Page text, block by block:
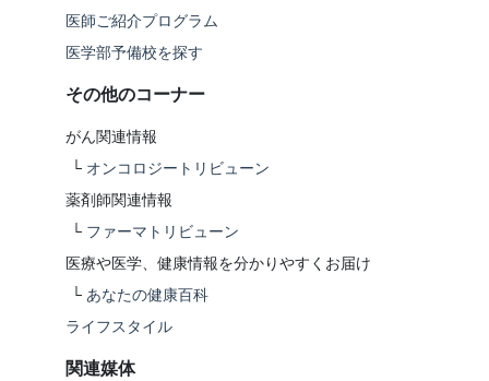
医師ご紹介プログラム
医学部予備校を探す
その他のコーナー
がん関連情報
└ オンコロジートリビューン
薬剤師関連情報
└ ファーマトリビューン
医療や医学、健康情報を分かりやすくお届け
└ あなたの健康百科
ライフスタイル
関連媒体